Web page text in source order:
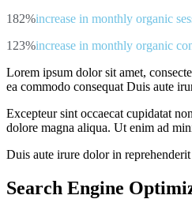
182%increase in monthly organic
123%increase in monthly organic
Lorem ipsum dolor sit amet,
ea commodo consequat Duis aute
Excepteur sint occaecat cupidatat
dolore magna aliqua. Ut enim ad
Duis aute irure dolor in
Search Engine